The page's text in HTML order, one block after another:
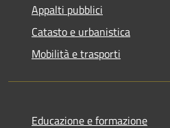
Appalti pubblici
Catasto e urbanistica
Mobilità e trasporti
Educazione e formazione